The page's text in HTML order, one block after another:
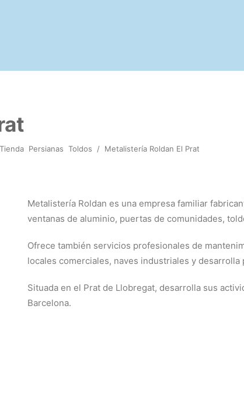
Tienda Persianas Toldos / Metalistería Roldan El Prat
Metalistería Roldan es una empresa familiar
ventanas de aluminio, puertas de comunidades,
Ofrece también servicios profesionales de
locales comerciales, naves industriales y
Situada en el Prat de Llobregat, desarrolla sus
Barcelona.